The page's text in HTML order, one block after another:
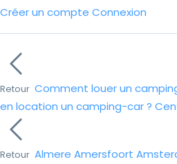
Créer un compte Connexion
Retour Comment louer un
en location un camping-car ?
Retour Almere Amersfoort